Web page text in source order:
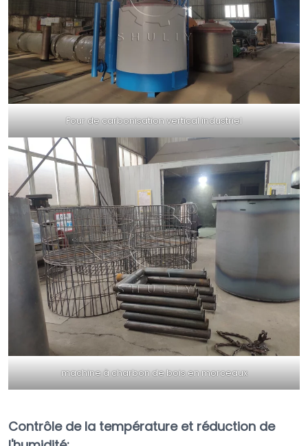
Four de carbonisation vertical industriel
machine à charbon de bois en morceaux
Contrôle de la température et réduction de